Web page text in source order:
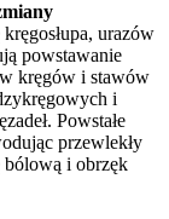
urazów
powstawanie
kręgów i stawów
i
Powstałe
przewlekły
bólową i obrzęk